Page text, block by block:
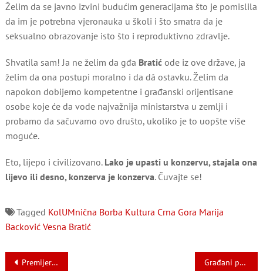
Želim da se javno izvini budućim generacijama što je pomislila
da im je potrebna vjeronauka u školi i što smatra da je
seksualno obrazovanje isto što i reproduktivno zdravlje.
Shvatila sam! Ja ne želim da gđa Bratićode iz ove države, ja
želim da ona postupi moralno i da dâ ostavku. Želim da
napokon dobijemo kompetentne i građanski orijentisane
osobe koje će da vode najvažnija ministarstva u zemlji i
probamo da sačuvamo ovo društo, ukoliko je to uopšte više
moguće.
Eto, lijepo i civilizovano. Lako je upasti u konzervu, stajala ona
lijevo ili desno, konzerva je konzerva. Čuvajte se!
Tagged KolUMnična Borba Kultura Crna Gora Marija
Backović Vesna Bratić
Navigacija
Premijer danas predstavlja nove kompozicije Građani po premijeru